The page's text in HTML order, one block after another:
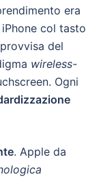
era
col tasto
del
wireless-
Ogni
. Apple da